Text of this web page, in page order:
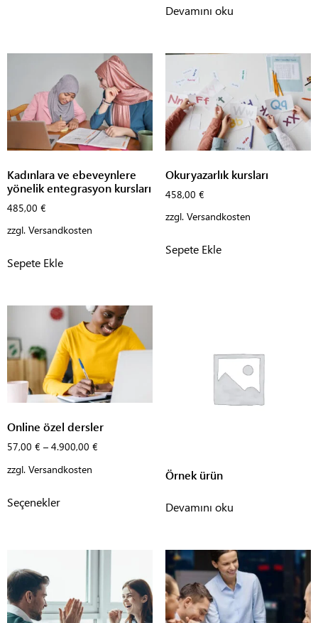
Devamını oku
Kadınlara ve ebeveynlere
yönelik entegrasyon kursları
485,00 €
zzgl. Versandkosten
Sepete Ekle
Okuryazarlık kursları
458,00 €
zzgl. Versandkosten
Sepete Ekle
Online özel dersler
57,00 € – 4.900,00 €
zzgl. Versandkosten
Seçenekler
Örnek ürün
Devamını oku